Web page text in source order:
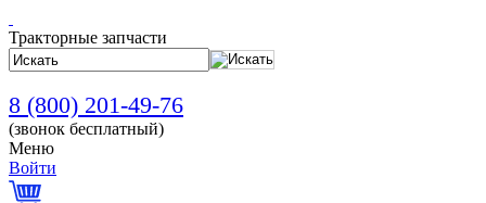
Тракторные запчасти
8 (800) 201-49-76
(звонок бесплатный)
Меню
Войти